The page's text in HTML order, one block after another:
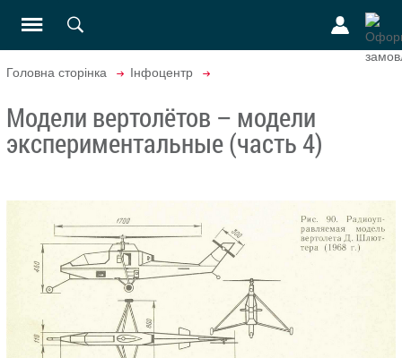
Головна сторінка Інфоцентр
Модели вертолётов – модели
экспериментальные (часть 4)